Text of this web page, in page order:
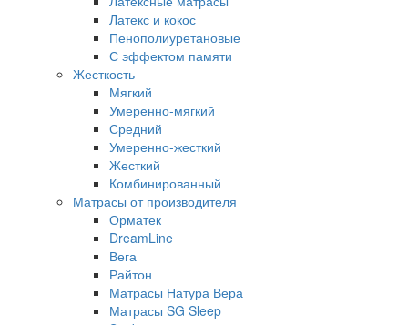
Латекс и кокос
Пенополиуретановые
С эффектом памяти
Жесткость
Мягкий
Умеренно-мягкий
Средний
Умеренно-жесткий
Жесткий
Комбинированный
Матрасы от производителя
Орматек
DreamLine
Вега
Райтон
Матрасы Натура Вера
Матрасы SG Sleep